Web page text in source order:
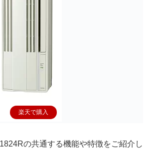
楽天で購入
の共通する機能や特徴をご紹介し